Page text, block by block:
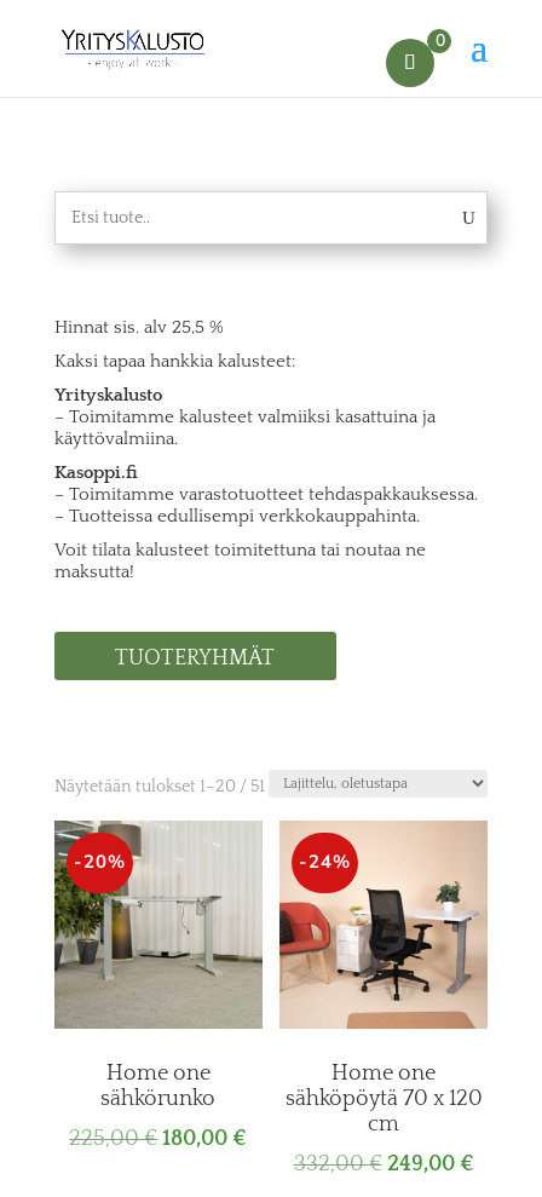
0
Hinnat sis. alv 25,5 %
Kaksi tapaa hankkia kalusteet:
Yrityskalusto
– Toimitamme kalusteet valmiiksi kasattuina ja
käyttövalmiina.
Kasoppi.fi
– Toimitamme varastotuotteet tehdaspakkauksessa.
– Tuotteissa edullisempi verkkokauppahinta.
Voit tilata kalusteet toimitettuna tai noutaa ne
maksutta!
TUOTERYHMÄT
Näytetään tulokset 1–20 / 51
-20%
Home one
sähkörunko
225,00€Original
180,00€
price
-24%
Home one
sähköpöytä 70 x 120
cm
332,00€ Original
249,00 €